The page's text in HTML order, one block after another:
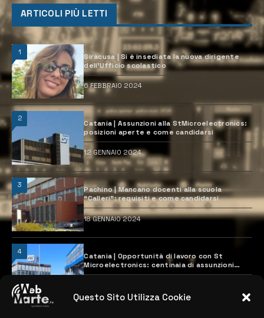
Questo Sito Utilizza Cookie
ARTICOLI PIÙ LETTI
1
Siracusa | Si è insediata la nuova dirigente
dell’Ufficio scolastico
6 FEBBRAIO 2024
2
Catania | Assunzioni alla StMicroelectronics:
posizioni aperte e come candidarsi
12 GENNAIO 2024
3
Pachino | Mancano docenti alla scuola
“Calleri”: requisiti e come candidarsi
18 GENNAIO 2024
4
Catania | Opportunità di lavoro con St
Microelectronics: centinaia di assunzioni
previste